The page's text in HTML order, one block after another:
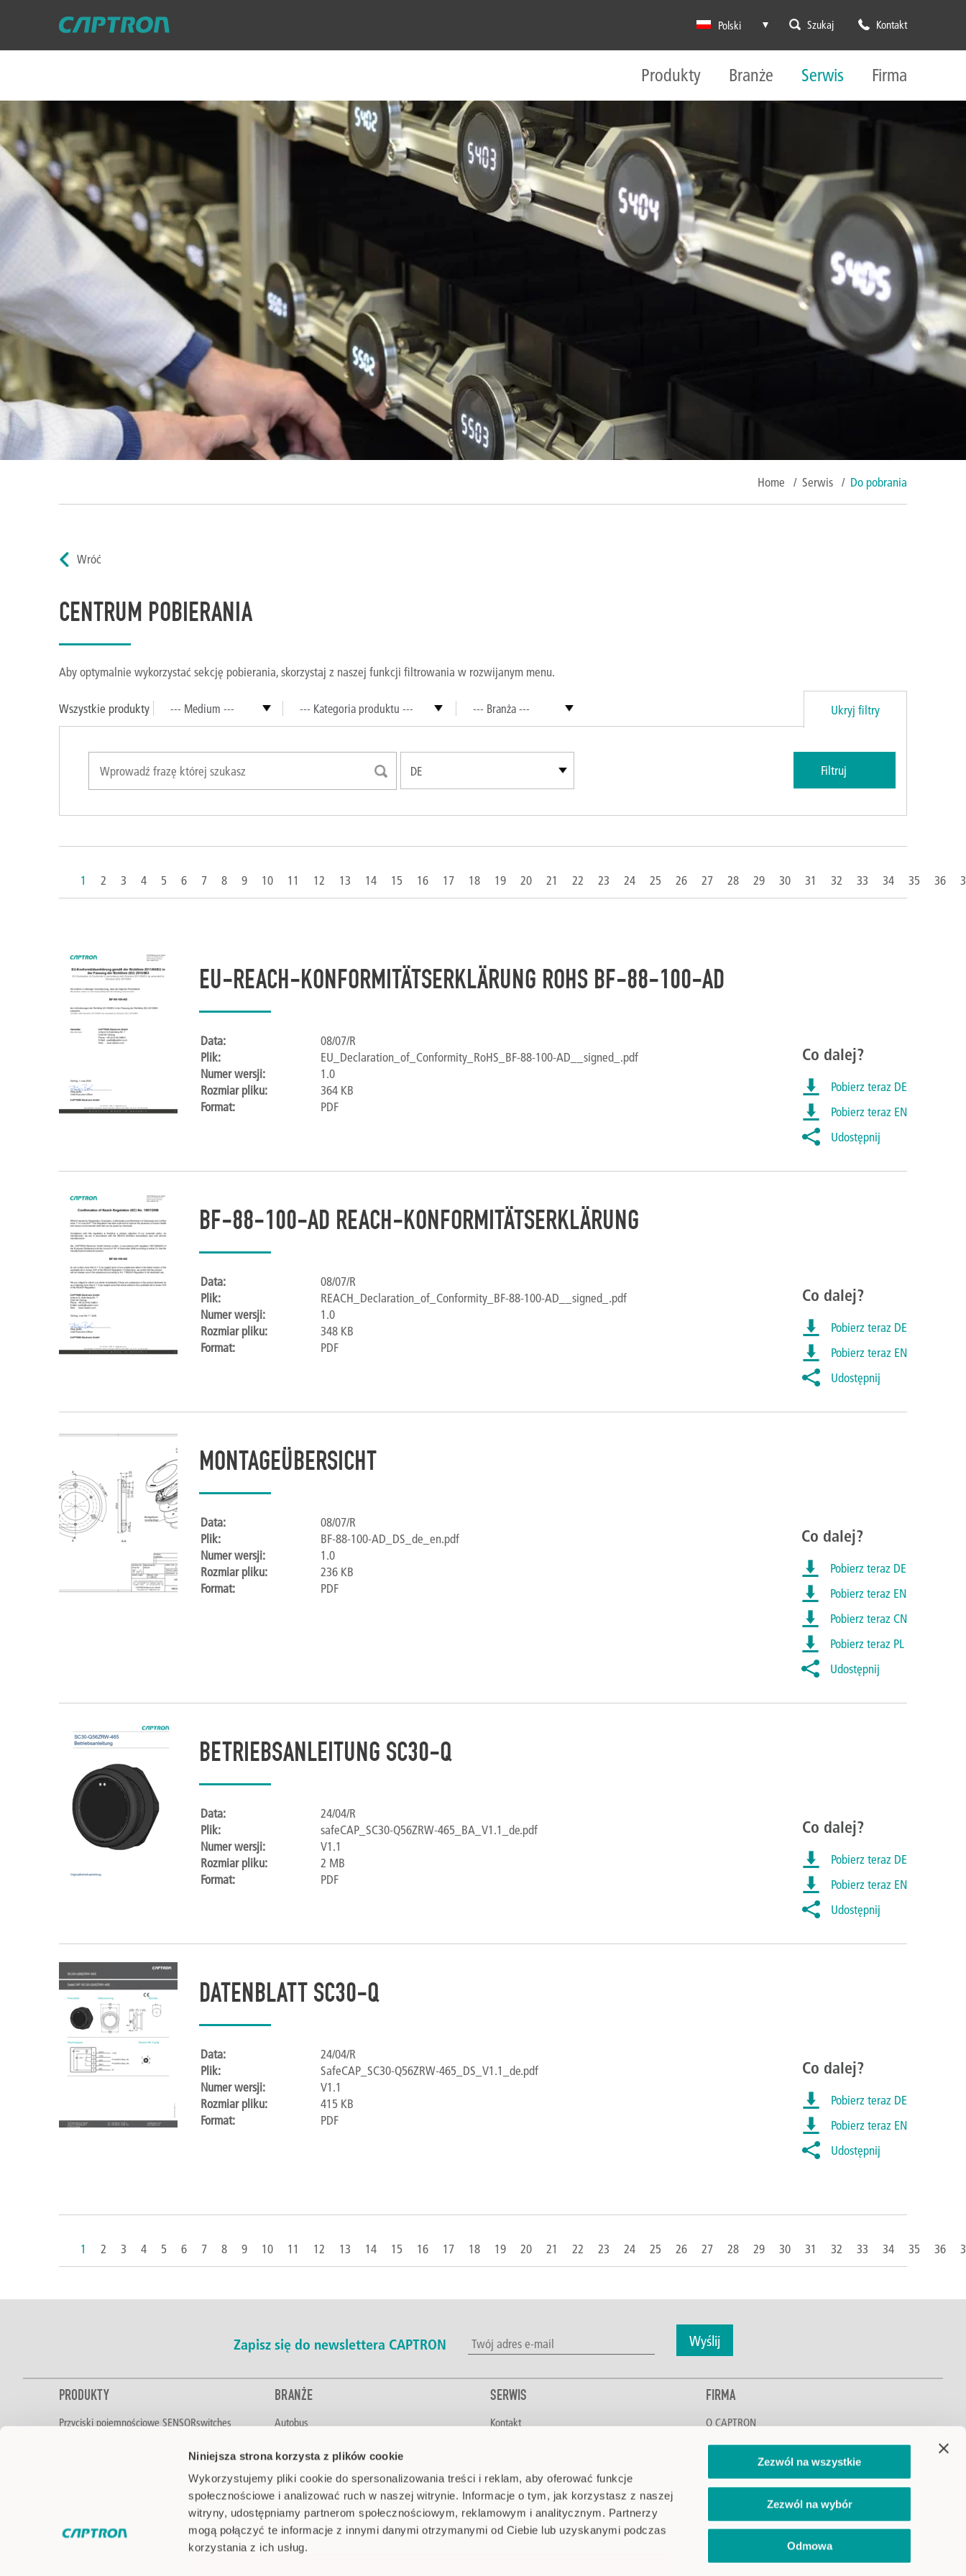
Niniejsza strona korzysta z plików cookie
Wykorzystujemy pliki cookie do spersonalizowania treści i reklam, aby oferować funkcje
społecznościowe i analizować ruch w naszej witrynie. Informacje o tym, jak korzystasz z naszej
witryny, udostępniamy partnerom społecznościowym, reklamowym i analitycznym. Partnerzy
mogą połączyć te informacje z innymi danymi otrzymanymi od Ciebie lub uzyskanymi podczas
korzystania z ich usług.
Zezwól na wszystkie
Zezwól na wybór
Odmowa
Polski Szukaj Kontakt
Produkty Branże Serwis Firma
Home / Serwis / Do pobrania
Wróć
CENTRUM POBIERANIA
Aby optymalnie wykorzystać sekcję pobierania, skorzystaj z naszej funkcji filtrowania w rozwijanym menu.
Wszystkie produkty --- Medium --- --- Kategoria produktu --- --- Branża --- Ukryj filtry
DE
1 2 3 4 5 6 7 8 9 10 11 12 13 14 15 16 17 18 19 20 21 22 23 24 25 26 27 28 29 30 31 32 33 34 35 36
EU-REACH-KONFORMITÄTSERKLÄRUNG ROHS BF-88-100-AD
Data:
08/07/R
Plik:
EU_Declaration_of_Conformity_RoHS_BF-88-100-AD__signed_.pdf
Numer wersji:
1.0
Rozmiar pliku:
364 KB
Format:
PDF
Co dalej?
Pobierz teraz DE
Pobierz teraz EN
Udostępnij
BF-88-100-AD REACH-KONFORMITÄTSERKLÄRUNG
Data:
08/07/R
Plik:
REACH_Declaration_of_Conformity_BF-88-100-AD__signed_.pdf
Numer wersji:
1.0
Rozmiar pliku:
348 KB
Format:
PDF
Co dalej?
Pobierz teraz DE
Pobierz teraz EN
Udostępnij
MONTAGEÜBERSICHT
Data:
08/07/R
Plik:
BF-88-100-AD_DS_de_en.pdf
Numer wersji:
1.0
Rozmiar pliku:
236 KB
Format:
PDF
Co dalej?
Pobierz teraz DE
Pobierz teraz EN
Pobierz teraz CN
Pobierz teraz PL
Udostępnij
BETRIEBSANLEITUNG SC30-Q
Data:
24/04/R
Plik:
safeCAP_SC30-Q56ZRW-465_BA_V1.1_de.pdf
Numer wersji:
V1.1
Rozmiar pliku:
2 MB
Format:
PDF
Co dalej?
Pobierz teraz DE
Pobierz teraz EN
Udostępnij
DATENBLATT SC30-Q
Data:
24/04/R
Plik:
SafeCAP_SC30-Q56ZRW-465_DS_V1.1_de.pdf
Numer wersji:
V1.1
Rozmiar pliku:
415 KB
Format:
PDF
Co dalej?
Pobierz teraz DE
Pobierz teraz EN
Udostępnij
1 2 3 4 5 6 7 8 9 10 11 12 13 14 15 16 17 18 19 20 21 22 23 24 25 26 27 28 29 30 31 32 33 34 35 36
Zapisz się do newslettera CAPTRON Wyślij
PRODUKTY
Przyciski pojemnościowe SENSORswitches
Akcesoria
BRANŻE
Autobus
Automotive
Technologia budynków
Intralogistyka
Technika lotnicza
Inżynieria medyczna i farmaceutyczna
Pojazdy specjalne
SERWIS
Kontakt
Media
FAQ
FIRMA
O CAPTRON
Ochrona środowiska i klimatu
Kariera
Aktualności i wydarzenia
Odwiedź CAPTRON na